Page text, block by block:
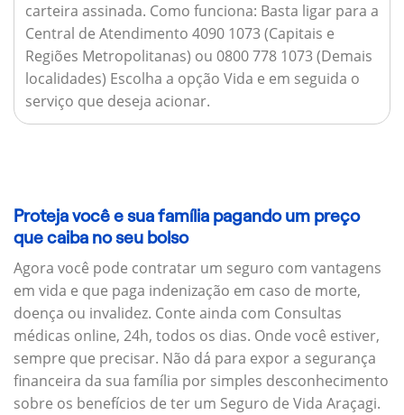
carteira assinada. Como funciona: Basta ligar para a
Central de Atendimento 4090 1073 (Capitais e
Regiões Metropolitanas) ou 0800 778 1073 (Demais
localidades) Escolha a opção Vida e em seguida o
serviço que deseja acionar.
Proteja você e sua família pagando um preço
que caiba no seu bolso
Agora você pode contratar um seguro com vantagens
em vida e que paga indenização em caso de morte,
doença ou invalidez. Conte ainda com Consultas
médicas online, 24h, todos os dias. Onde você estiver,
sempre que precisar. Não dá para expor a segurança
financeira da sua família por simples desconhecimento
sobre os benefícios de ter um Seguro de Vida Araçagi.